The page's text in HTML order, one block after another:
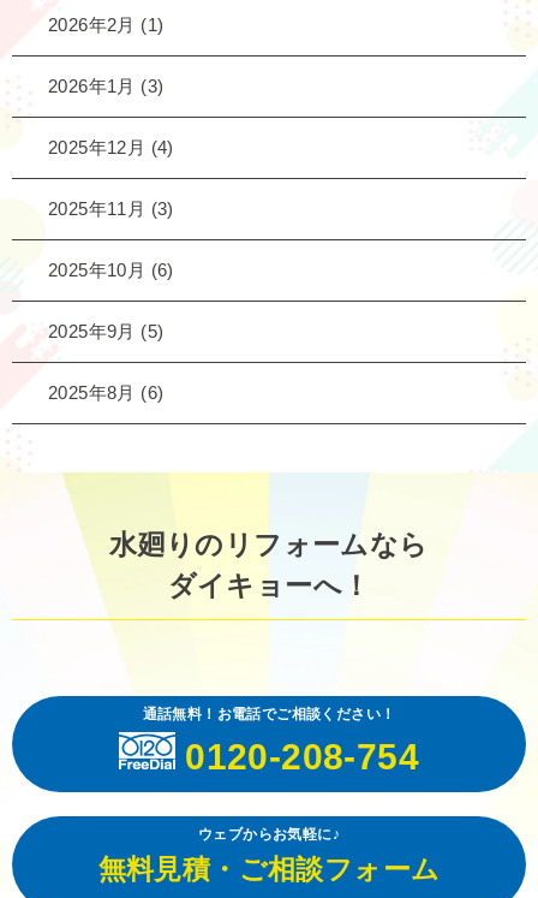
2026年2月 (1)
2026年1月 (3)
2025年12月 (4)
2025年11月 (3)
2025年10月 (6)
2025年9月 (5)
2025年8月 (6)
水廻りのリフォームなら
ダイキョーへ！
通話無料！お電話でご相談ください！
0120-208-754
ウェブからお気軽に♪
無料見積・ご相談フォーム